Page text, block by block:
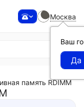
Москва
Ваш
память RDIMM